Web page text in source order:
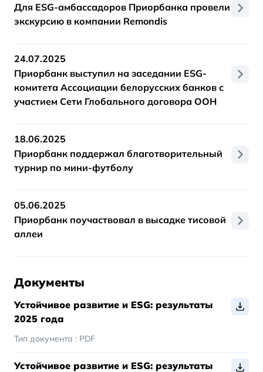
Для ESG-амбассадоров Приорбанка провели
экскурсию в компании Remondis
24.07.2025
Приорбанк выступил на заседании ESG-
комитета Ассоциации белорусских банков с
участием Сети Глобального договора ООН
18.06.2025
Приорбанк поддержал благотворительный
турнир по мини-футболу
05.06.2025
Приорбанк поучаствовал в высадке тисовой
аллеи
Документы
Устойчивое развитие и ESG: результаты
2025 года
Тип документа : PDF
Устойчивое развитие и ESG: результаты